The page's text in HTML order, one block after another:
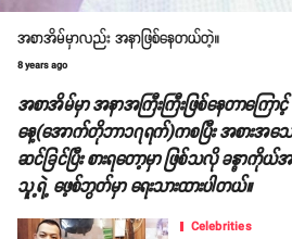
အစာအိမ်မှာလည်း အနာဖြစ်နေတယ်တဲ့။
8 years ago
အစာအိမ်မှာ အနာအကြီးကြီးဖြစ်နေတာကြော
နေ့(အောက်တိုဘာ၁၇ရက်)ကစပြီး အစားအသ
ဆင်ခြင်ပြီး စားရတော့မှာ ဖြစ်သလို ခန္ဓာ
သူ့ရဲ့ ဖေ့စ်ဘွတ်မှာ ရေးသားထားပါတယ်။
Celebrities